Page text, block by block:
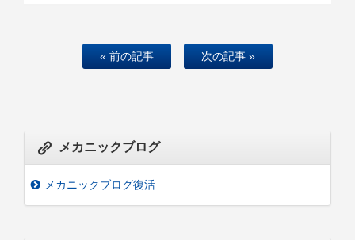
« 前の記事 次の記事 »
メカニックブログ
メカニックブログ復活